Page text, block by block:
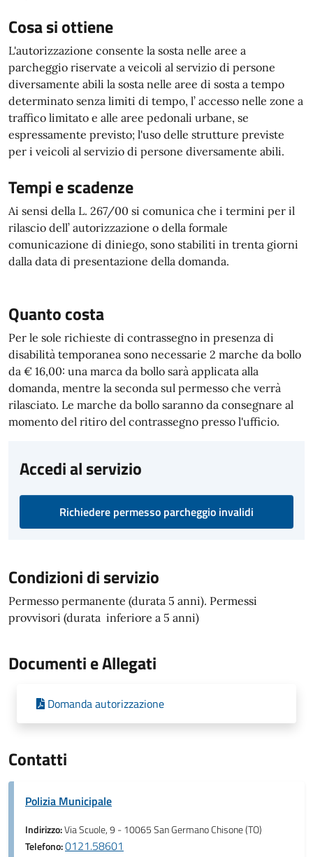
Cosa si ottiene
L'autorizzazione consente la sosta nelle aree a
parcheggio riservate a veicoli al servizio di persone
diversamente abili la sosta nelle aree di sosta a tempo
determinato senza limiti di tempo, l’ accesso nelle zone a
traffico limitato e alle aree pedonali urbane, se
espressamente previsto; l'uso delle strutture previste
per i veicoli al servizio di persone diversamente abili.
Tempi e scadenze
Ai sensi della L. 267/00 si comunica che i termini per il
rilascio dell’ autorizzazione o della formale
comunicazione di diniego, sono stabiliti in trenta giorni
dalla data di presentazione della domanda.
Quanto costa
Per le sole richieste di contrassegno in presenza di
disabilità temporanea sono necessarie 2 marche da bollo
da € 16,00: una marca da bollo sarà applicata alla
domanda, mentre la seconda sul permesso che verrà
rilasciato. Le marche da bollo saranno da consegnare al
momento del ritiro del contrassegno presso l'ufficio.
Accedi al servizio
Richiedere permesso parcheggio invalidi
Condizioni di servizio
Permesso permanente (durata 5 anni). Permessi
provvisori (durata inferiore a 5 anni)
Documenti e Allegati
Domanda autorizzazione
Contatti
Polizia Municipale
Indirizzo:Via Scuole, 9 - 10065 San Germano Chisone (TO)
Telefono:0121.58601